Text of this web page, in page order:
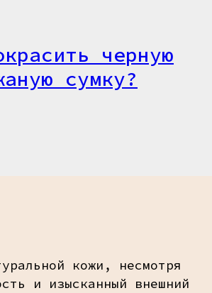
черную
сумку?
кожи, несмотря
и изысканный внешний